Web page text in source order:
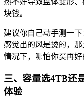
热不好导致盘体变形
块钱。
建议你自己动手测一
感觉出的风是烫的，
情况下，哪怕你买再好
三、容量选4TB还
体验